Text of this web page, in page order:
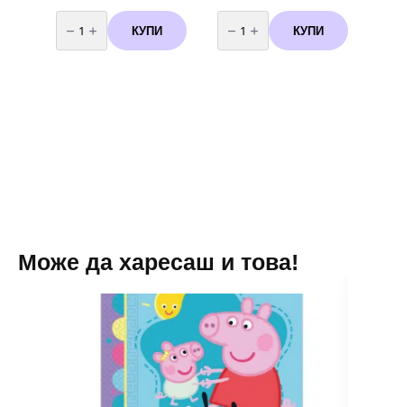
количество
за
Парти
Чаши
КУПИ
количество
за
Бутилка
с
КУПИ
Може да харесаш и това!